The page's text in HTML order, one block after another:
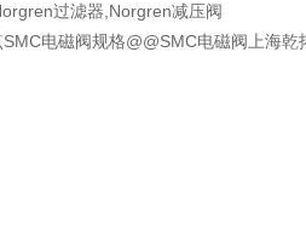
过滤器,Norgren减压阀
电磁阀规格@@SMC电磁阀上海乾